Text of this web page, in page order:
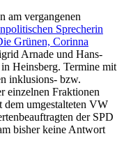
am vergangenen
Sprecherin
Grünen, Corinna
Arnade und Hans-
Heinsberg. Termine mit
inklusions- bzw.
einzelnen Fraktionen
dem umgestalteten VW
der SPD
bisher keine Antwort